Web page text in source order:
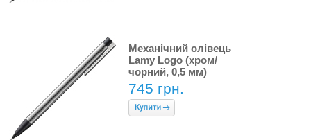
Механічний олівець
Lamy Logo (хром/
чорний, 0,5 мм)
745 грн.